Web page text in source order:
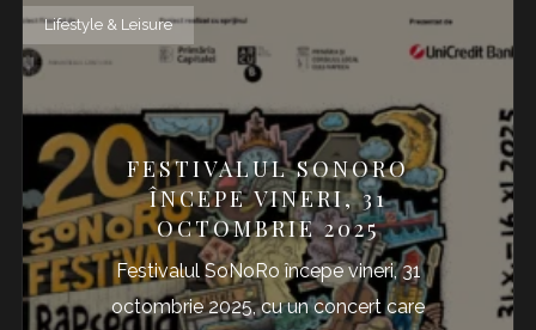
Lifestyle & Leisure
FESTIVALUL SONORO
ÎNCEPE VINERI, 31
OCTOMBRIE 2025
Festivalul SoNoRo începe vineri, 31
octombrie 2025, cu un concert care